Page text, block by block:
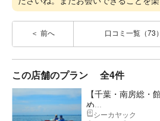
前へ 口コミ一覧（73）
この店舗のプラン 全4件
【千葉・南房総・
め...
シーカヤック